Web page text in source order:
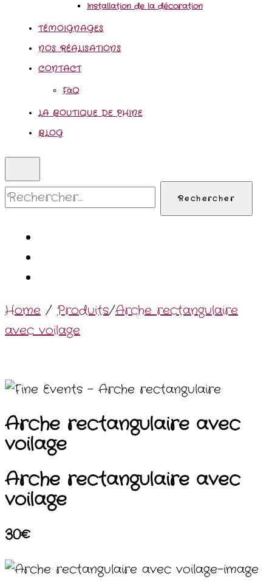
Installation de la décoration
TÉMOIGNAGES
NOS RÉALISATIONS
CONTACT
FàQ
LA BOUTIQUE DE PHINE
BLOG
Rechercher :
Home / Produits/Arche rectangulaire
avec voilage
Arche rectangulaire avec
voilage
Arche rectangulaire avec
voilage
30€